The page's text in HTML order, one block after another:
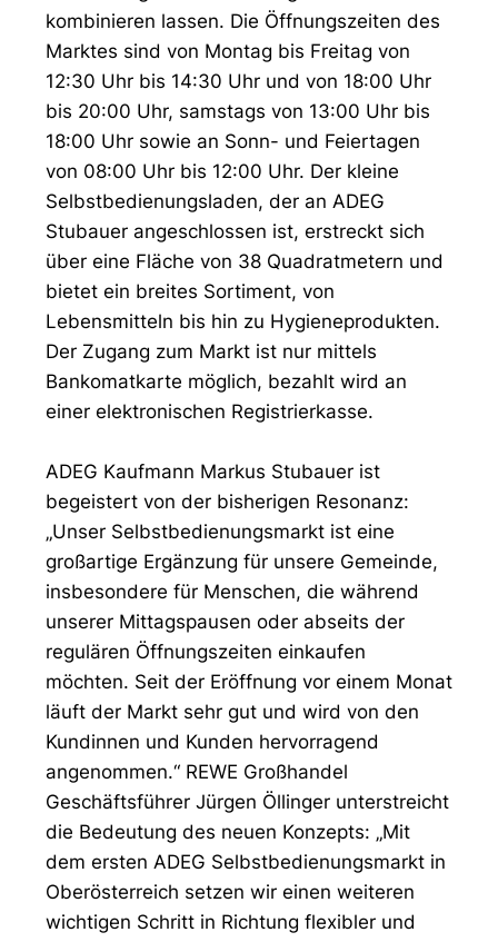
kombinieren lassen. Die Öffnungszeiten des
Marktes sind von Montag bis Freitag von
12:30 Uhr bis 14:30 Uhr und von 18:00 Uhr
bis 20:00 Uhr, samstags von 13:00 Uhr bis
18:00 Uhr sowie an Sonn- und Feiertagen
von 08:00 Uhr bis 12:00 Uhr. Der kleine
Selbstbedienungsladen, der an ADEG
Stubauer angeschlossen ist, erstreckt sich
über eine Fläche von 38 Quadratmetern und
bietet ein breites Sortiment, von
Lebensmitteln bis hin zu Hygieneprodukten.
Der Zugang zum Markt ist nur mittels
Bankomatkarte möglich, bezahlt wird an
einer elektronischen Registrierkasse.
ADEG Kaufmann Markus Stubauer ist
begeistert von der bisherigen Resonanz:
„Unser Selbstbedienungsmarkt ist eine
großartige Ergänzung für unsere Gemeinde,
insbesondere für Menschen, die während
unserer Mittagspausen oder abseits der
regulären Öffnungszeiten einkaufen
möchten. Seit der Eröffnung vor einem Monat
läuft der Markt sehr gut und wird von den
Kundinnen und Kunden hervorragend
angenommen.“ REWE Großhandel
Geschäftsführer Jürgen Öllinger unterstreicht
die Bedeutung des neuen Konzepts: „Mit
dem ersten ADEG Selbstbedienungsmarkt in
Oberösterreich setzen wir einen weiteren
wichtigen Schritt in Richtung flexibler und